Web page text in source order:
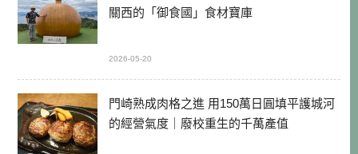
關西的「御食國」食材寶庫
2026-05-20
門崎熟成肉格之進 用150萬日圓填平護城河
的經營氣度｜廢校重生的千萬產值